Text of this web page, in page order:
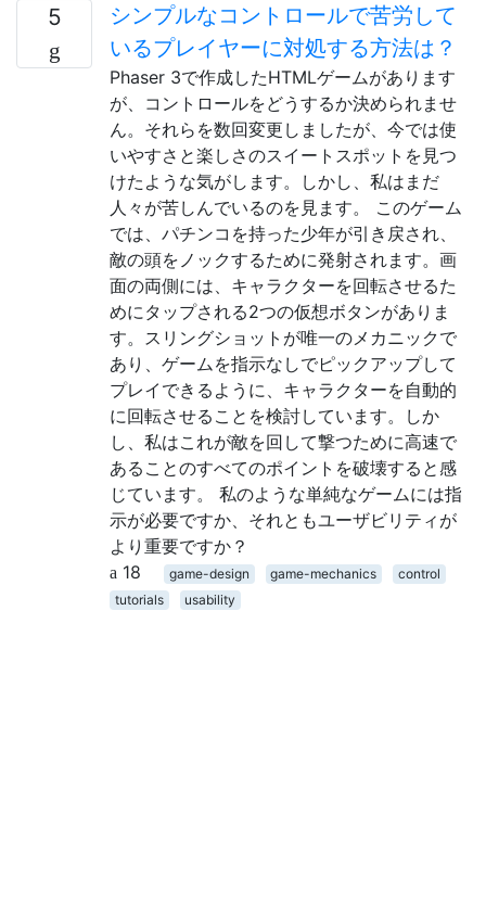
5
シンプルなコントロールで苦労して
いるプレイヤーに対処する方法は？
Phaser 3で作成したHTMLゲームがあります
が、コントロールをどうするか決められませ
ん。それらを数回変更しましたが、今では使
いやすさと楽しさのスイートスポットを見つ
けたような気がします。しかし、私はまだ
人々が苦しんでいるのを見ます。 このゲーム
では、パチンコを持った少年が引き戻され、
敵の頭をノックするために発射されます。画
面の両側には、キャラクターを回転させるた
めにタップされる2つの仮想ボタンがありま
す。スリングショットが唯一のメカニックで
あり、ゲームを指示なしでピックアップして
プレイできるように、キャラクターを自動的
に回転させることを検討しています。しか
し、私はこれが敵を回して撃つために高速で
あることのすべてのポイントを破壊すると感
じています。 私のような単純なゲームには指
示が必要ですか、それともユーザビリティが
より重要ですか？
18
game-design game-mechanics
control
tutorials
usability